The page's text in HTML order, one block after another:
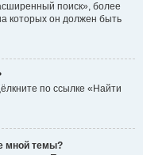
поиск», более
которых он должен быть
по ссылке «Найти
мной темы?